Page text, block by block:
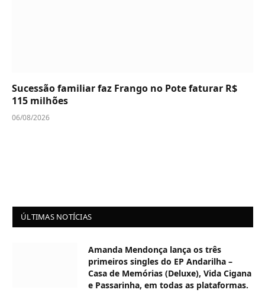
Sucessão familiar faz Frango no Pote faturar R$
115 milhões
06/08/2026
ÚLTIMAS NOTÍCIAS
Amanda Mendonça lança os três
primeiros singles do EP Andarilha –
Casa de Memórias (Deluxe), Vida Cigana
e Passarinha, em todas as plataformas.